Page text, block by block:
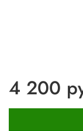
4 200